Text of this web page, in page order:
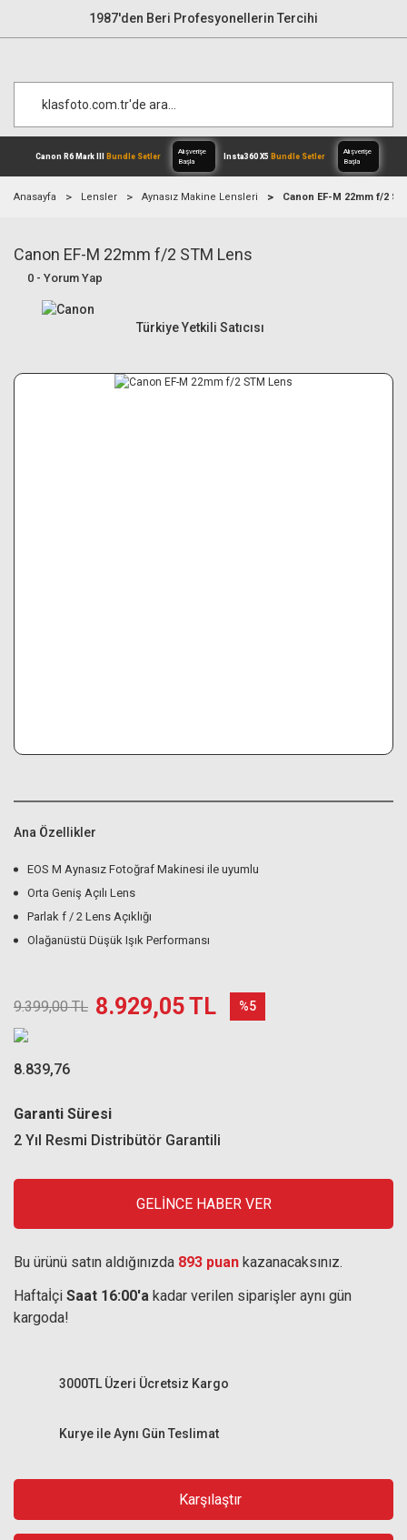
1987'den Beri Profesyonellerin Tercihi
Canon R6 Mark III Bundle Setler
Anasayfa Lensler Aynasız Makine Lensleri Canon EF-M 22mm f/2
Canon EF-M 22mm f/2 STM Lens
0 - Yorum Yap
Türkiye Yetkili Satıcısı
Ana Özellikler
EOS M Aynasız Fotoğraf Makinesi ile uyumlu
Orta Geniş Açılı Lens
Parlak f / 2 Lens Açıklığı
Olağanüstü Düşük Işık Performansı
9.399,00 TL 8.929,05 TL %5
8.839,76
Garanti Süresi
2 Yıl Resmi Distribütör Garantili
GELİNCE HABER VER
Bu ürünü satın aldığınızda 893 puan kazanacaksınız.
Haftaİçi Saat 16:00'a kadar verilen siparişler aynı gün
kargoda!
Kurye ile Aynı Gün Teslimat
3000TL Üzeri Ücretsiz Kargo
Karşılaştır